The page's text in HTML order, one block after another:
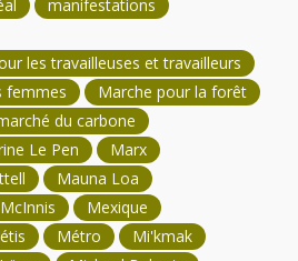
manifestations
les travailleuses et travailleurs
femmes
Marche pour la forêt
du carbone
Le Pen
Marx
Mauna Loa
McInnis
Mexique
Métro
Mi'kmak